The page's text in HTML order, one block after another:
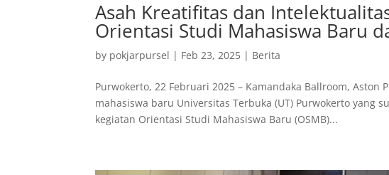
Asah Kreatifitas dan
Orientasi Studi Mahasiswa Baru
by pokjarpursel | Feb 23, 2025 | Berita
Purwokerto, 22 Februari 2025 – Kamandaka Ballroom,
mahasiswa baru Universitas Terbuka (UT) Purwokerto yang
kegiatan Orientasi Studi Mahasiswa Baru (OSMB)...